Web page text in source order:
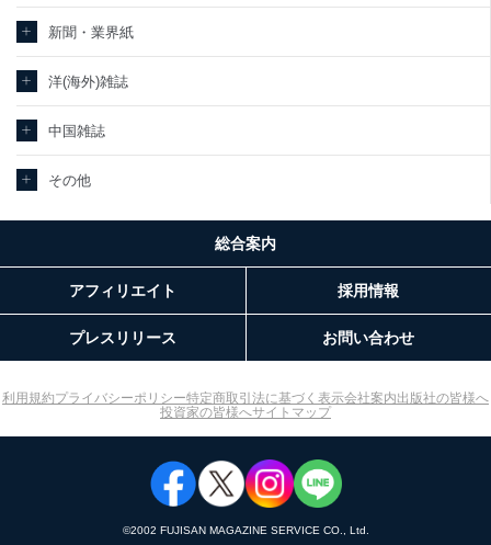
だいた方の個人情報
レーター教育など応対品質向上のため
3
ービス利用者
ｅメール等による商品、サービス、キャ
4
情報
採用選考、ご連絡のため
当社の従業者の個人情
定期購読サービス等を
購入商品配送のため
提携企業及びお客様がご購入された商品
の発売元企業からのｅメール等による商
サービス、キャンペーン等の広告に関す
7 登録された方の個人情
お問い合わせ対応、トラブル対処、オペ
レーター教育など応対品質向上のため
※上記の利用目的のうちNo.1～5については保有個人データ（開示
対象個人情報）の利用目的であり、下記4.の開示等のご請求に対応
なお、6、7については、パートナー（提携企業）様又は各SNS運営
新聞・業界紙
洋(海外)雑誌
中国雑誌
その他
総合案内
アフィリエイト 採用情報
プレスリリース お問い合わせ
利用規約プライバシーポリシー特定商取引法に基づく表示会社案内出版社の皆様へ
投資家の皆様へサイトマップ
©︎2002 FUJISAN MAGAZINE SERVICE CO., Ltd.